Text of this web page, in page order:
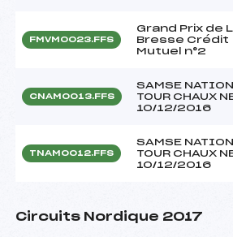
FMVM0023.FFS
Grand Prix de
Bresse Crédit
Mutuel n°2
CNAM0013.FFS
SAMSE
TOUR CHAUX
10/12/2016
TNAM0012.FFS
SAMSE
TOUR CHAUX
10/12/2016
Circuits Nordique 2017